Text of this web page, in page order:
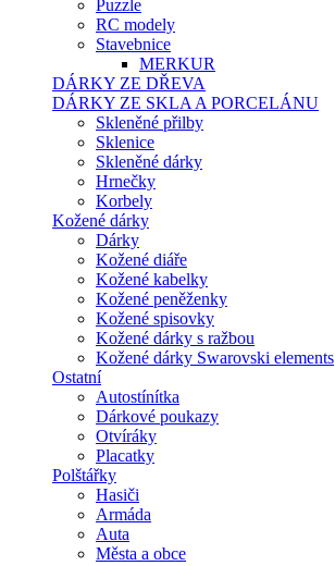
Puzzle
RC modely
Stavebnice
MERKUR
DÁRKY ZE DŘEVA
DÁRKY ZE SKLA A PORCELÁNU
Skleněné přilby
Sklenice
Skleněné dárky
Hrnečky
Korbely
Kožené dárky
Dárky
Kožené diáře
Kožené kabelky
Kožené peněženky
Kožené spisovky
Kožené dárky s ražbou
Kožené dárky Swarovski elements
Ostatní
Autostínítka
Dárkové poukazy
Otvíráky
Placatky
Polštářky
Hasiči
Armáda
Auta
Města a obce